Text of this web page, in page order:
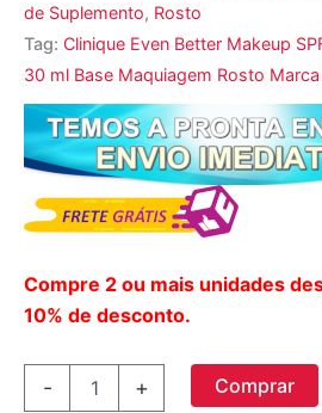
de Suplemento, Rosto
Tag: Clinique Even Better Makeup
30 ml Base Maquiagem Rosto Marca
Compre 2 ou mais unidades
10% de desconto.
- + Comprar